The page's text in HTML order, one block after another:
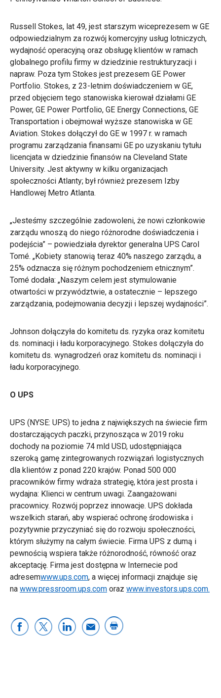
Russell Stokes, lat 49, jest starszym wiceprezesem w GE
odpowiedzialnym za rozwój komercyjny usług lotniczych,
wydajność operacyjną oraz obsługę klientów w ramach
globalnego profilu firmy w dziedzinie restrukturyzacji i
napraw. Poza tym Stokes jest prezesem GE Power
Portfolio. Stokes, z 23-letnim doświadczeniem w GE,
przed objęciem tego stanowiska kierował działami GE
Power, GE Power Portfolio, GE Energy Connections, GE
Transportation i obejmował wyższe stanowiska w GE
Aviation. Stokes dołączył do GE w 1997 r. w ramach
programu zarządzania finansami GE po uzyskaniu tytułu
licencjata w dziedzinie finansów na Cleveland State
University. Jest aktywny w kilku organizacjach
społeczności Atlanty; był również prezesem Izby
Handlowej Metro Atlanta.
„Jesteśmy szczególnie zadowoleni, że nowi członkowie
zarządu wnoszą do niego różnorodne doświadczenia i
podejścia” – powiedziała dyrektor generalna UPS Carol
Tomé. „Kobiety stanowią teraz 40% naszego zarządu, a
25% odznacza się różnym pochodzeniem etnicznym”.
Tomé dodała: „Naszym celem jest stymulowanie
otwartości w przywództwie, a ostatecznie – lepszego
zarządzania, podejmowania decyzji i lepszej wydajności”.
Johnson dołączyła do komitetu ds. ryzyka oraz komitetu
ds. nominacji i ładu korporacyjnego. Stokes dołączyła do
komitetu ds. wynagrodzeń oraz komitetu ds. nominacji i
ładu korporacyjnego.
O UPS
UPS (NYSE: UPS) to jedna z największych na świecie firm
dostarczających paczki, przynosząca w 2019 roku
dochody na poziomie 74 mld USD, udostępniająca
szeroką gamę zintegrowanych rozwiązań logistycznych
dla klientów z ponad 220 krajów. Ponad 500 000
pracowników firmy wdraża strategię, która jest prosta i
wydajna: Klienci w centrum uwagi. Zaangażowani
pracownicy. Rozwój poprzez innowacje. UPS dokłada
wszelkich starań, aby wspierać ochronę środowiska i
pozytywnie przyczyniać się do rozwoju społeczności,
którym służymy na całym świecie. Firma UPS z dumą i
pewnością wspiera także różnorodność, równość oraz
akceptację. Firma jest dostępna w Internecie pod
adresemwww.ups.com, a więcej informacji znajduje się
na www.pressroom.ups.com oraz www.investors.ups.com.